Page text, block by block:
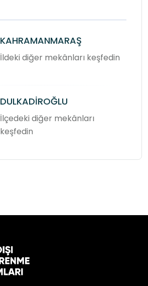
KAHRAMANMARAŞ
İldeki diğer mekânları keşfedin
DULKADİROĞLU
İlçedeki diğer mekânları
keşfedin